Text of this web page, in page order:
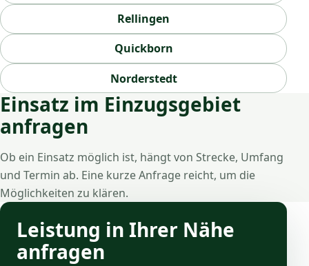
Rellingen
Quickborn
Norderstedt
Einsatz im Einzugsgebiet
anfragen
Ob ein Einsatz möglich ist, hängt von Strecke, Umfang
und Termin ab. Eine kurze Anfrage reicht, um die
Möglichkeiten zu klären.
Leistung in Ihrer Nähe
anfragen